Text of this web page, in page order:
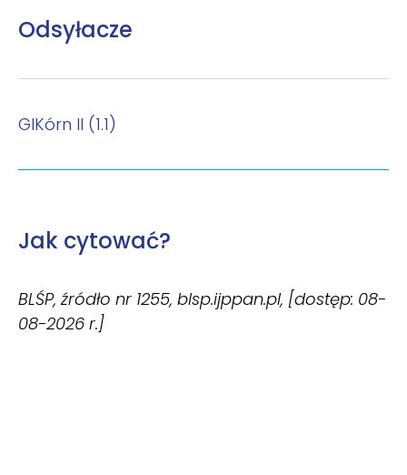
Odsyłacze
GlKórn II (1.1)
Jak cytować?
BLŚP, źródło nr 1255, blsp.ijppan.pl, [dostęp: 08-
08-2026 r.]